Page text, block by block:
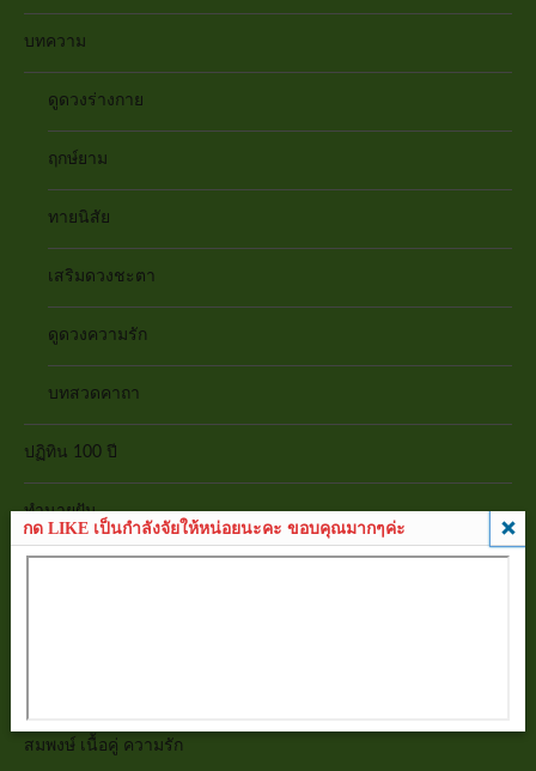
บทความ
ดูดวงร่างกาย
ฤกษ์ยาม
ทายนิสัย
เสริมดวงชะตา
ดูดวงความรัก
บทสวดคาถา
ปฏิทิน 100 ปี
ทำนายฝัน
สมพงษ์ เนื้อคู่ ความรัก
กด LIKE เป็นกำลังจัยให้หน่อยนะคะ ขอบคุณมากๆค่ะ